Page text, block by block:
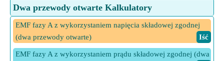
Dwa przewody otwarte Kalkulatory
EMF fazy A z wykorzystaniem napięcia składowej zgodnej
(dwa przewody otwarte)
​ Iść
EMF fazy A z wykorzystaniem prądu składowej zgodnej (dwa